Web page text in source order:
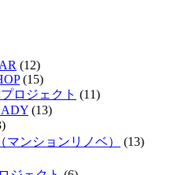
(12)
(15)
ロジェクト (11)
(13)
ンションリノベ）
(13)